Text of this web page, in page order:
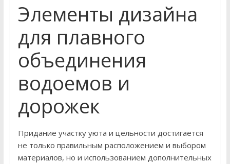
Элементы дизайна
для плавного
объединения
водоемов и
дорожек
Придание участку уюта и цельности достигается
не только правильным расположением и выбором
материалов, но и использованием дополнительных